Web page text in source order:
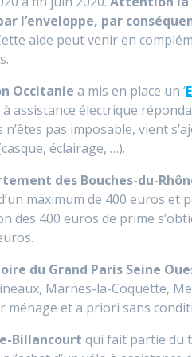
l’enveloppe, par
aide peut venir en
Occitanie a mis en place un ‘
à assistance électrique
n’êtes pas imposable, vient
éclairage, …).
des Bouches-du-
maximum de 400 euros et
des 400 euros de prime
du Grand Paris Seine
Marnes-la-Coquette,
ménage et a priori sans
Billancourt qui fait partie du